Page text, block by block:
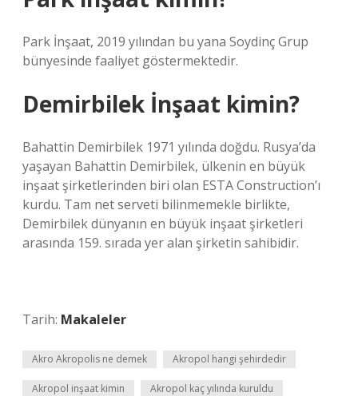
Park İnşaat, 2019 yılından bu yana Soydinç Grup
bünyesinde faaliyet göstermektedir.
Demirbilek İnşaat kimin?
Bahattin Demirbilek 1971 yılında doğdu. Rusya’da
yaşayan Bahattin Demirbilek, ülkenin en büyük
inşaat şirketlerinden biri olan ESTA Construction’ı
kurdu. Tam net serveti bilinmemekle birlikte,
Demirbilek dünyanın en büyük inşaat şirketleri
arasında 159. sırada yer alan şirketin sahibidir.
Tarih: Makaleler
Akro Akropolis ne demek Akropol hangi şehirdedir
Akropol inşaat kimin Akropol kaç yılında kuruldu